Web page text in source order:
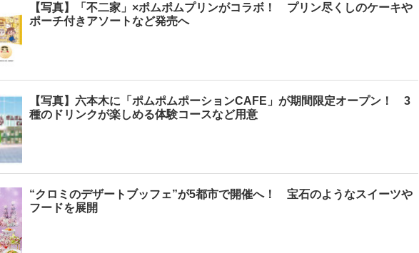
【写真】「不二家」×ポムポムプリンがコラボ！ プリン尽くしのケーキや
ポーチ付きアソートなど発売へ
【写真】六本木に「ポムポムポーションCAFE」が期間限定オープン！ 3
種のドリンクが楽しめる体験コースなど用意
“クロミのデザートブッフェ”が5都市で開催へ！ 宝石のようなスイーツや
フードを展開